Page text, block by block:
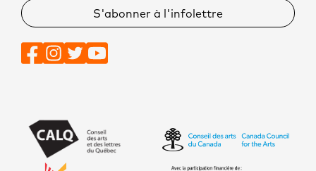
S'abonner à l'infolettre